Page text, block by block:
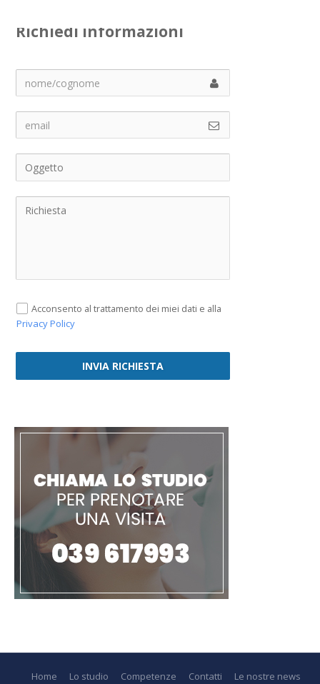
Richiedi informazioni
Acconsento al trattamento dei miei dati e alla
Privacy Policy
INVIA RICHIESTA
Home Lo studio Competenze Contatti
Le nostre news